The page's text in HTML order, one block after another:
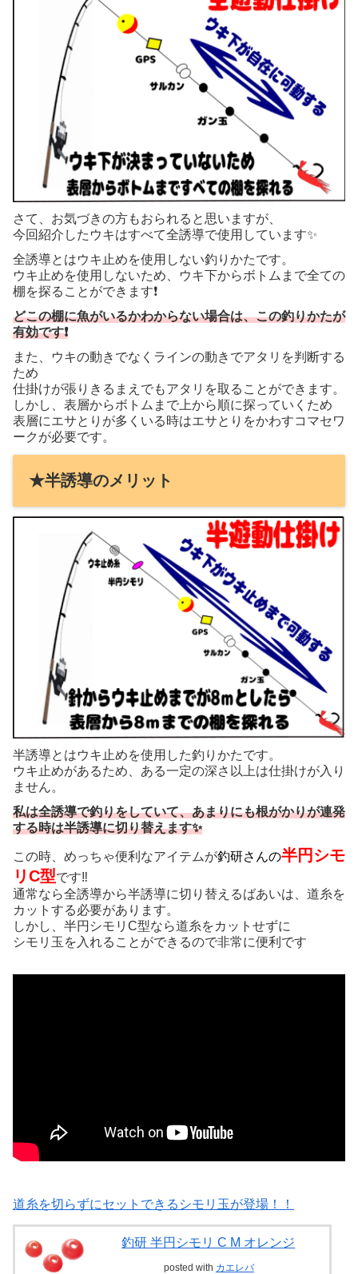
さて、お気づきの方もおられると思いますが、
今回紹介したウキはすべて全誘導で使用しています✨
全誘導とはウキ止めを使用しない釣りかたです。
ウキ止めを使用しないため、ウキ下からボトムまで全ての
棚を探ることができます❗️
どこの棚に魚がいるかわからない場合は、この釣りかたが
有効です❗️
また、ウキの動きでなくラインの動きでアタリを判断する
ため
仕掛けが張りきるまえでもアタリを取ることができます。
しかし、表層からボトムまで上から順に探っていくため
表層にエサとりが多くいる時はエサとりをかわすコマセワ
ークが必要です。
★半誘導のメリット
半誘導とはウキ止めを使用した釣りかたです。
ウキ止めがあるため、ある一定の深さ以上は仕掛けが入り
ません。
私は全誘導で釣りをしていて、あまりにも根がかりが連発
する時は半誘導に切り替えます✨
この時、めっちゃ便利なアイテムが釣研さんの半円シモ
リC型です‼️
通常なら全誘導から半誘導に切り替えるばあいは、道糸を
カットする必要があります。
しかし、半円シモリC型なら道糸をカットせずに
シモリ玉を入れることができるので非常に便利です
道糸を切らずにセットできるシモリ玉が登場！！
釣研 半円シモリ C M オレンジ
posted with カエレバ